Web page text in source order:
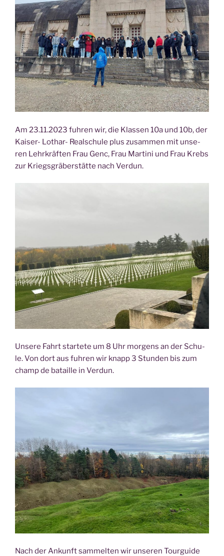
Am 23.11.2023 fuh­ren wir, die Klas­sen 10a und 10b, der
Kai­ser- Lothar- Real­schu­le plus zusam­men mit unse­
ren Lehr­kräf­ten Frau Genc, Frau Mar­ti­ni und Frau Krebs
zur Kriegs­grä­ber­stät­te nach Verdun.
Unse­re Fahrt star­te­te um 8 Uhr mor­gens an der Schu­
le. Von dort aus fuh­ren wir knapp 3 Stun­den bis zum
champ de batail­le in Verdun.
Nach der Ankunft sam­mel­ten wir unse­ren Tour­gui­de